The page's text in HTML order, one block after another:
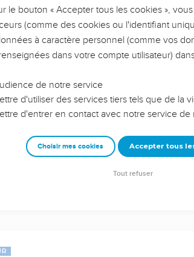
LES VOTRES ?
leur impact, leur foi ou leur vision. Mais on voit
qu'ils ont traversés, alors même que ce sont
responsables reviennent sur les erreurs
avec plus de sagesse afin que leurs erreurs
ministère, une équipe, un groupe ou une famille,
le bouton « Accepter tous les cookies »,
(comme des cookies ou l'identifiant
à caractère personnel (comme vos
dans votre compte utilisateur)
de notre service
d'utiliser des services tiers tels que de la
d'entrer en contact avec notre service de
Choisir mes cookies Accepter tous
Tout refuser